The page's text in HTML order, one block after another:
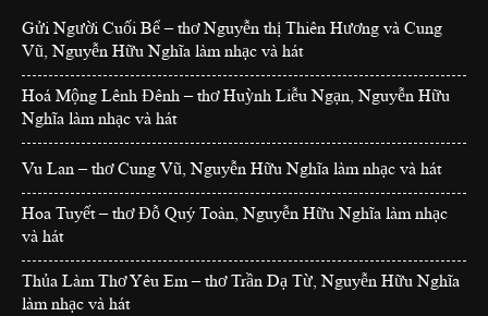
Gửi Người Cuối Bể – thơ Nguyễn thị Thiên Hương và Cung
Vũ, Nguyễn Hữu Nghĩa làm nhạc và hát
Hoá Mộng Lênh Đênh – thơ Huỳnh Liễu Ngạn, Nguyễn Hữu
Nghĩa làm nhạc và hát
Vu Lan – thơ Cung Vũ, Nguyễn Hữu Nghĩa làm nhạc và hát
Hoa Tuyết – thơ Đỗ Quý Toàn, Nguyễn Hữu Nghĩa làm nhạc
và hát
Thủa Làm Thơ Yêu Em – thơ Trần Dạ Từ, Nguyễn Hữu Nghĩa
làm nhạc và hát